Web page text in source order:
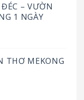
– VƯỜN
1 NGÀY
THƠ MEKONG